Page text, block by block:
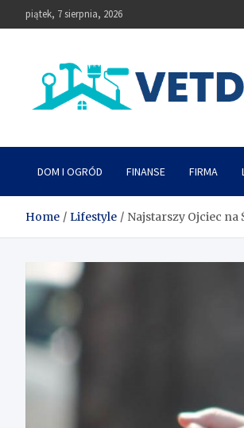
to
piątek, 7 sierpnia, 2026
Vetdom
DOM I OGRÓD FINANSE FIRMA
Home Lifestyle Najstarszy Ojciec na